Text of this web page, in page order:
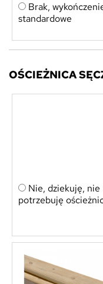
Brak,
standardowe
OŚCIEŻNICA
Nie, dziekuję, nie
potrzebuję